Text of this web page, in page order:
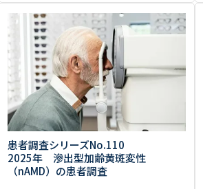
患者調査シリーズNo.110
2025年 滲出型加齢黄斑変性
（nAMD）の患者調査